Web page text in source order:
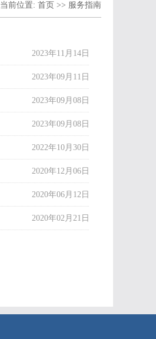
当前位置: 首页 >> 服务指南
2023年11月14日
2023年09月11日
2023年09月08日
2023年09月08日
2022年10月30日
2020年12月06日
2020年06月12日
2020年02月21日